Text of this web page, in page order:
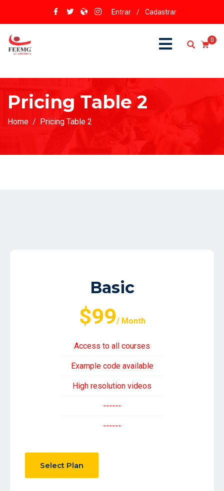
Entrar / Cadastrar
0
Pricing Table 2
Home Pricing Table 2
Basic
$99/ Month
Access to all courses
Example code available
High resolution videos
------
------
Select Plan